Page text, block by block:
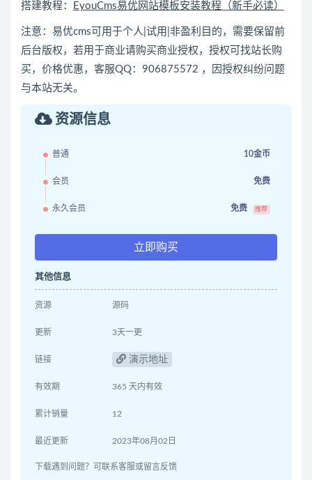
搭建教程： EyouCms易优网站模板安装教程（新手必读）
注意：易优cms可用于个人|试用|非盈利目的，需要保留前
后台版权，若用于商业请购买商业授权，授权可找站长购
买，价格优惠，客服QQ：906875572 ，因授权纠纷问题
与本站无关。
资源信息
普通 10金币
会员 免费
永久会员 免费 推荐
立即购买
其他信息
资源 源码
更新 3天一更
链接 演示地址
有效期 365 天内有效
累计销量 12
最近更新 2023年08月02日
下载遇到问题？可联系客服或留言反馈